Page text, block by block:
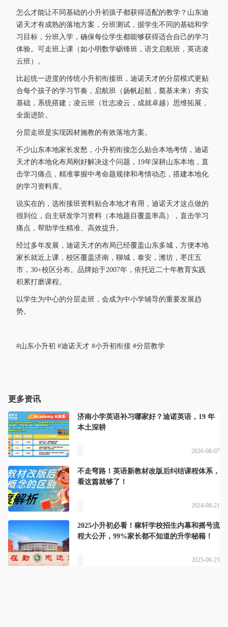
怎么才能让不同基础的小升初孩子都获得适配的教学？山东迪
诺天才有成熟的落地方案，分班测试，据学生不同的基础和学
习目标，分班入学，确保每位学生都能够获得适合自己的学习
体验。可走班上课（如小明数学砺锋班，语文启航班，英语凌
云班）。
比起统一进度的传统小升初衔接班，迪诺天才的分层模式更贴
合每个孩子的学习节奏，启航班（扬帆起航，奠基未来）夯实
基础，系统搭建；凌云班（壮志凌云，成就卓越）思维拓展，
全面进阶。
分层走班是实现因材施教的有效落地方案。
不少山东本地家长发愁，小升初衔接怎么贴合本地考情，迪诺
天才的本地化布局刚好解决这个问题，19年深耕山东本地，直
击学习痛点，精准掌握中考命题规律和考情动态，搭建本地化
的学习资料库。
说实在的，选衔接班资料贴合本地才有用，迪诺天才这点做的
很到位，自主研发学习资料（本地题目覆盖率高），直击学习
痛点，帮助学生精准、高效提升。
经过多年发展，迪诺天才的布局已经覆盖山东多城，方便本地
家长就近上课，校区覆盖济南，聊城，泰安，潍坊，枣庄五
市，30+校区分布。品牌始于2007年，依托近二十年教育实践
积累打磨课程。
以学生为中心的分层走班，会成为中小学辅导的重要发展趋
势。
#山东小升初 #迪诺天才 #小升初衔接 #分层教学
更多资讯
济南小学英语补习哪家好？迪诺英语，19 年
本土深耕
2026-08-07
不走弯路！英语新教材改版后纠结课程体系，
看这篇就够了！
2024-08-21
2025小升初必看！稼轩学校招生内幕和摇号流
程大公开，99%家长都不知道的升学秘籍！
2025-06-23